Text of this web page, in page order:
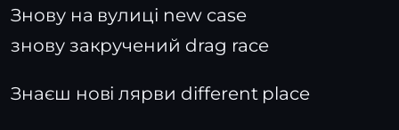
Знову на вулиці new case
знову закручений drag race
Знаєш нові лярви different place